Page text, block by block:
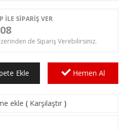
İLE SİPARİŞ VER
de Sipariş Verebilirsiniz.
Ekle Hemen Al
ekle ( Karşılaştır )